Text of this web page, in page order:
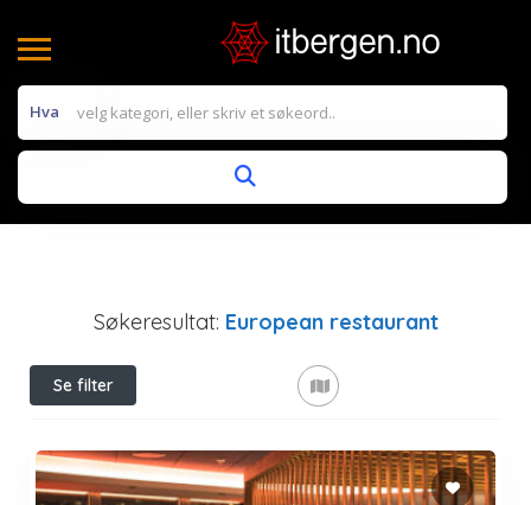
Hva
Søkeresultat: European restaurant
Se filter